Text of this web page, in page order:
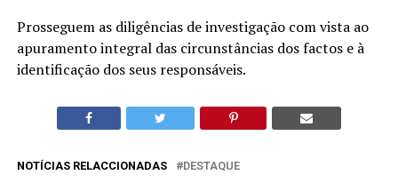
Prosseguem as diligências de investigação com vista ao
apuramento integral das circunstâncias dos factos e à
identificação dos seus responsáveis.
NOTÍCIAS RELACCIONADAS DESTAQUE